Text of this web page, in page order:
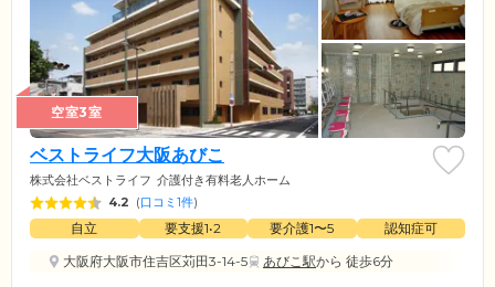
空室3室
ベストライフ大阪あびこ
株式会社ベストライフ 介護付き有料老人ホーム
4.2 (口コミ1件)
自立 要支援1•2 要介護1〜5
認知症可
大阪府大阪市住吉区苅田3-14-5
あびこ駅から 徒歩6分